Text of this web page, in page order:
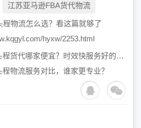
江苏亚马逊FBA货代物流
程物流怎么选？看这篇就够了
hyxw/2253.html
上一篇：江苏FBA头程货代哪家便宜？时效快服务好的物流公司推荐
物流服务对比，谁家更专业？